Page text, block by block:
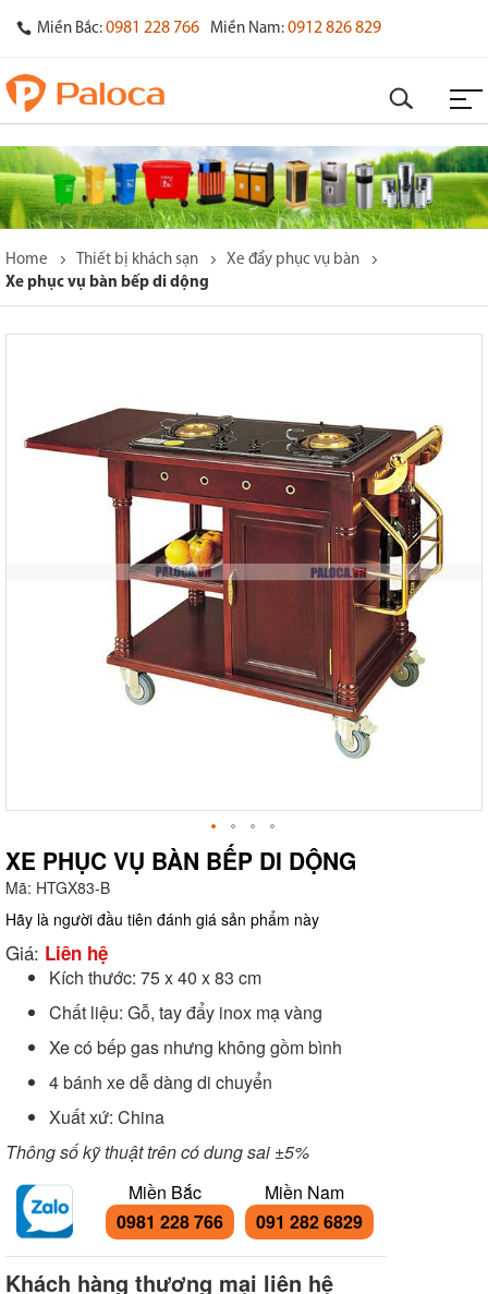
Miền Bắc: 0981 228 766 Miền Nam: 0912 826 829
Home Thiết bị khách sạn
Xe đẩy phục vụ bàn
Xe phục vụ bàn bếp di dộng
XE PHỤC VỤ BÀN BẾP DI DỘNG
Mã: HTGX83-B
Hãy là người đầu tiên đánh giá sản phẩm này
Giá: Liên hệ
Kích thước: 75 x 40 x 83 cm
Chất liệu: Gỗ, tay đẩy inox mạ vàng
Xe có bếp gas nhưng không gồm bình
4 bánh xe dễ dàng di chuyển
Xuất xứ: China
Thông số kỹ thuật trên có dung sai ±5%
Miền Bắc
0981 228 766
Miền Nam
091 282 6829
Khách hàng thương mại liên hệ